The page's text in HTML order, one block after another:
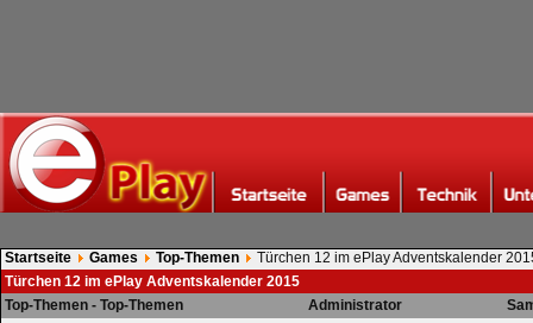
Startseite Games Top-Themen
Türchen 12 im ePlay Adventskalender
Türchen 12 im ePlay Adventskalender 2015
Top-Themen - Top-Themen
Administrator